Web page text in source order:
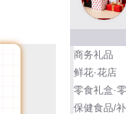
商务礼品
鲜花·花店
零食礼盒·
保健食品/